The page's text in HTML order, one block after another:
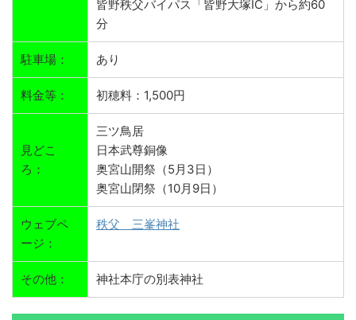
皆野秩父バイパス「皆野大塚IC」から約60
分
駐車場： あり
料金等： 初穂料：1,500円
見どこ
ろ：
三ツ鳥居
日本武尊銅像
奥宮山開祭（5月3日）
奥宮山閉祭（10月9日）
ウェブペ
ージ：
秩父 三峯神社
その他： 神社本庁の別表神社